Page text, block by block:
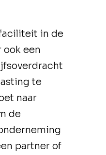
in de
ook een
te
naar
de
partner of